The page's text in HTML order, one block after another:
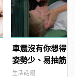
車震沒有你想得
姿勢少、易抽筋
生活話題